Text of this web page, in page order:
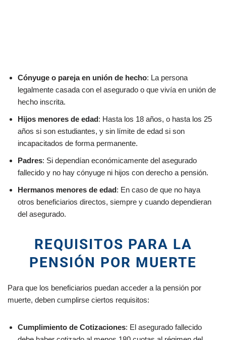
Cónyuge o pareja en unión de hecho: La persona
legalmente casada con el asegurado o que vivía en unión de
hecho inscrita.
Hijos menores de edad: Hasta los 18 años, o hasta los 25
años si son estudiantes, y sin límite de edad si son
incapacitados de forma permanente.
Padres: Si dependían económicamente del asegurado
fallecido y no hay cónyuge ni hijos con derecho a pensión.
Hermanos menores de edad: En caso de que no haya
otros beneficiarios directos, siempre y cuando dependieran
del asegurado.
REQUISITOS PARA LA
PENSIÓN POR MUERTE
Para que los beneficiarios puedan acceder a la pensión por
muerte, deben cumplirse ciertos requisitos:
Cumplimiento de Cotizaciones: El asegurado fallecido